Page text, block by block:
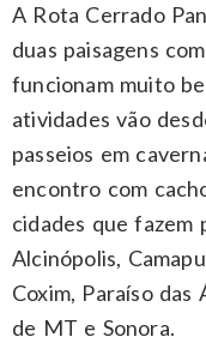
A Rota Cerrado
duas paisagens
funcionam muito
atividades vão
passeios em
encontro com
cidades que fazem
Alcinópolis,
Coxim, Paraíso das
de MT e Sonora.